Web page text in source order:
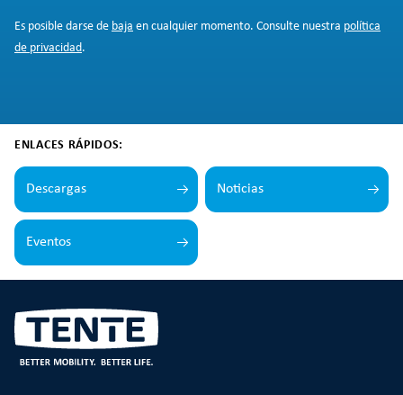
Es posible darse de baja en cualquier momento. Consulte nuestra política
de privacidad.
ENLACES RÁPIDOS:
Descargas Noticias
Eventos